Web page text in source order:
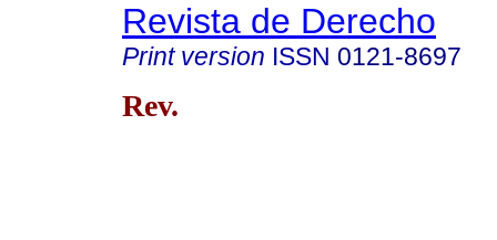
Revista de Derecho
Print version ISSN 0121-8697
Rev.